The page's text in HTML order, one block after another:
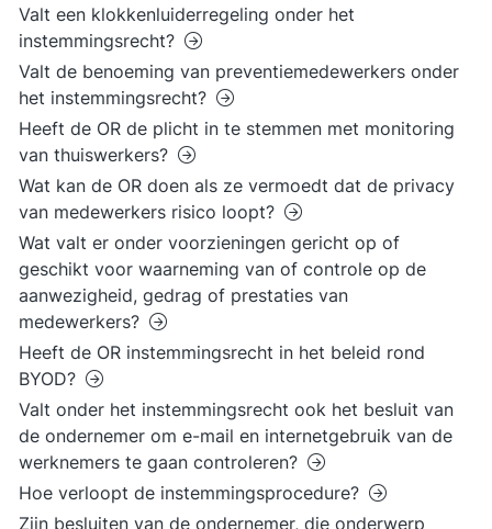
Valt een klokkenluiderregeling onder het
instemmingsrecht?
Valt de benoeming van preventiemedewerkers onder
het instemmingsrecht?
Heeft de OR de plicht in te stemmen met monitoring
van thuiswerkers?
Wat kan de OR doen als ze vermoedt dat de privacy
van medewerkers risico loopt?
Wat valt er onder voorzieningen gericht op of
geschikt voor waarneming van of controle op de
aanwezigheid, gedrag of prestaties van
medewerkers?
Heeft de OR instemmingsrecht in het beleid rond
BYOD?
Valt onder het instemmingsrecht ook het besluit van
de ondernemer om e-mail en internetgebruik van de
werknemers te gaan controleren?
Hoe verloopt de instemmingsprocedure?
Zijn besluiten van de ondernemer, die onderwerp